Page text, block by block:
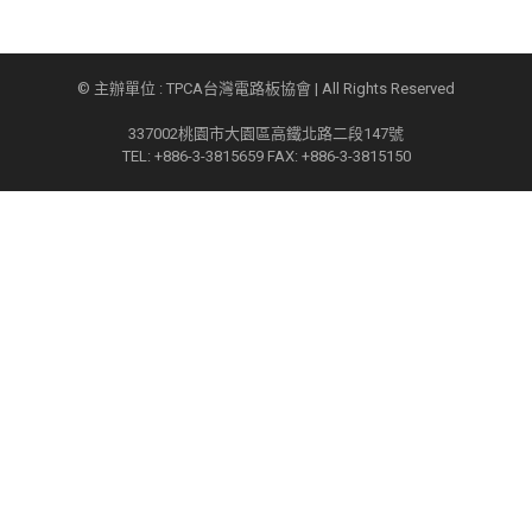
© 主辦單位 : TPCA台灣電路板協會 | All Rights Reserved
337002桃園市大園區高鐵北路二段147號
TEL: +886-3-3815659 FAX: +886-3-3815150